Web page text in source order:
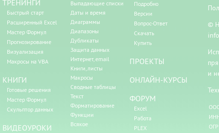
ТРЕНИНГИ
Быстрый старт
Расширенный Excel
Мастер Формул
Прогнозирование
Визуализация
Макросы на VBA
КНИГИ
Готовые решения
Мастер Формул
Скульптор данных
ВИДЕОУРОКИ
Выпадающие списки
Даты и время
Диаграммы
Диапазоны
Дубликаты
Защита данных
Интернет, email
Книги, листы
Макросы
Сводные таблицы
Текст
Форматирование
Функции
Всякое
Подробно
Версии
Вопрос-Ответ
Скачать
Купить
ПРОЕКТЫ
ОНЛАЙН-КУРСЫ
ФОРУМ
Excel
Работа
PLEX
©
и